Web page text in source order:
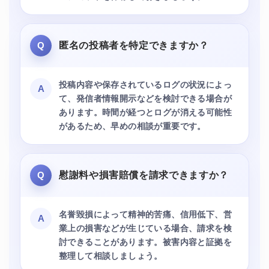
Q 匿名の投稿者を特定できますか？
A
投稿内容や保存されているログの状況によっ
て、発信者情報開示などを検討できる場合が
あります。時間が経つとログが消える可能性
があるため、早めの相談が重要です。
Q 慰謝料や損害賠償を請求できますか？
A
名誉毀損によって精神的苦痛、信用低下、営
業上の損害などが生じている場合、請求を検
討できることがあります。被害内容と証拠を
整理して相談しましょう。